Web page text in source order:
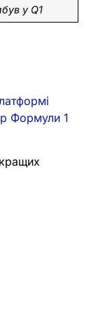
у Q1
Формули 1